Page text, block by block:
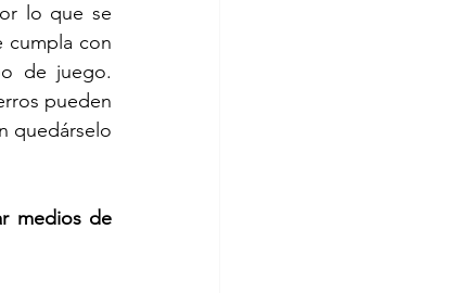
lo que se
cumpla con
de juego.
pueden
quedárselo
medios de